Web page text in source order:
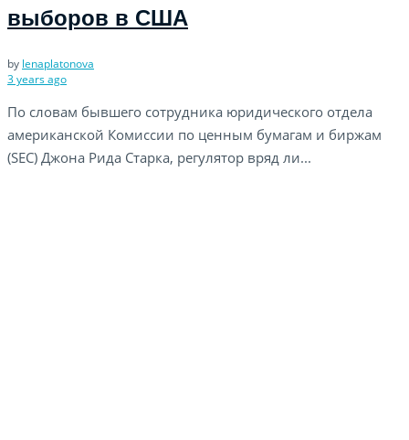
выборов в США
by lenaplatonova
3 years ago
По словам бывшего сотрудника юридического отдела
американской Комиссии по ценным бумагам и биржам
(SEC) Джона Рида Старка, регулятор вряд ли...